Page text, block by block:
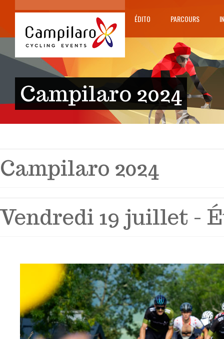
ÉDITO PARCOURS
Campilaro 2024
Campilaro 2024
Vendredi 19 juillet -